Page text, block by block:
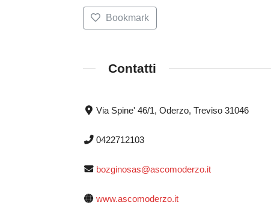
Bookmark
Contatti
Via Spine' 46/1, Oderzo, Treviso 31046
0422712103
bozginosas@ascomoderzo.it
www.ascomoderzo.it